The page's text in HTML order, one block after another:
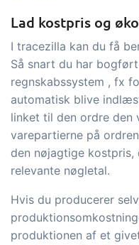
Lad kostpris og
I tracezilla kan du få
Så snart du har
regnskabssystem , fx
automatisk blive
linket til den ordre den
varepartierne på
den nøjagtige
relevante nøgletal.
Hvis du producerer
produktionen af et